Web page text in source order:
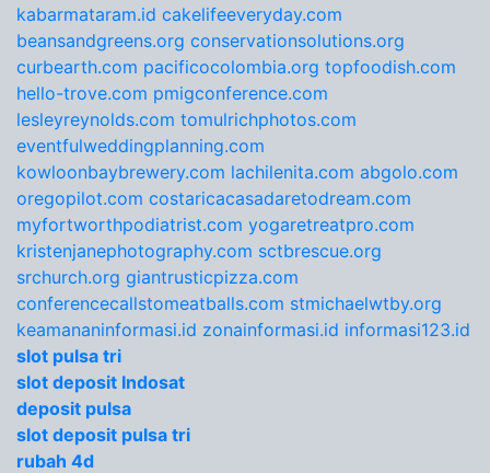
kabarmataram.id cakelifeeveryday.com
beansandgreens.org conservationsolutions.org
curbearth.com pacificocolombia.org topfoodish.com
hello-trove.com pmigconference.com
lesleyreynolds.com tomulrichphotos.com
eventfulweddingplanning.com
kowloonbaybrewery.com lachilenita.com abgolo.com
oregopilot.com costaricacasadaretodream.com
myfortworthpodiatrist.com yogaretreatpro.com
kristenjanephotography.com sctbrescue.org
srchurch.org giantrusticpizza.com
conferencecallstomeatballs.com stmichaelwtby.org
keamananinformasi.id zonainformasi.id informasi123.id
slot pulsa tri
slot deposit Indosat
deposit pulsa
slot deposit pulsa tri
rubah 4d